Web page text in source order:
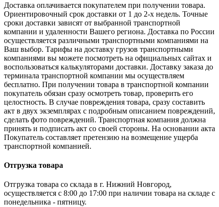
Доставка оплачивается покупателем при получении товара.
Ориентировочный срок доставки от 1 до 2-х недель. Точные
сроки доставки зависят от выбранной транспортной
компании и удаленности Вашего региона. Доставка по России
осуществляется различными транспортными компаниями на
Ваш выбор. Тарифы на доставку грузов транспортными
компаниями вы можете посмотреть на официальных сайтах и
воспользоваться калькуляторами доставки. Доставку заказа до
терминала транспортной компании мы осуществляем
бесплатно. При получении товара в транспортной компании
покупатель обязан сразу осмотреть товар, проверить его
целостность. В случае повреждения товара, сразу составить
акт в двух экземплярах с подробным описанием повреждений,
сделать фото повреждений. Транспортная компания должна
принять и подписать акт со своей стороны. На основании акта
Покупатель составляет претензию на возмещение ущерба
транспортной компанией.
Отгрузка товара
Отгрузка товара со склада в г. Нижний Новгород,
осуществляется с 8:00 до 17:00 при наличии товара на складе с
понедельника - пятницу.